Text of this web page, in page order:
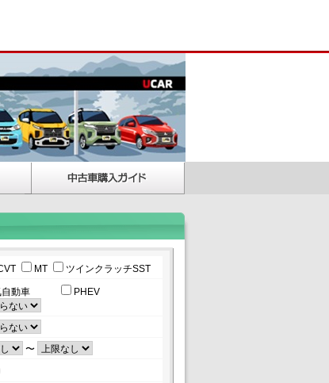
MT ツインクラッチSST
自動車 PHEV
〜